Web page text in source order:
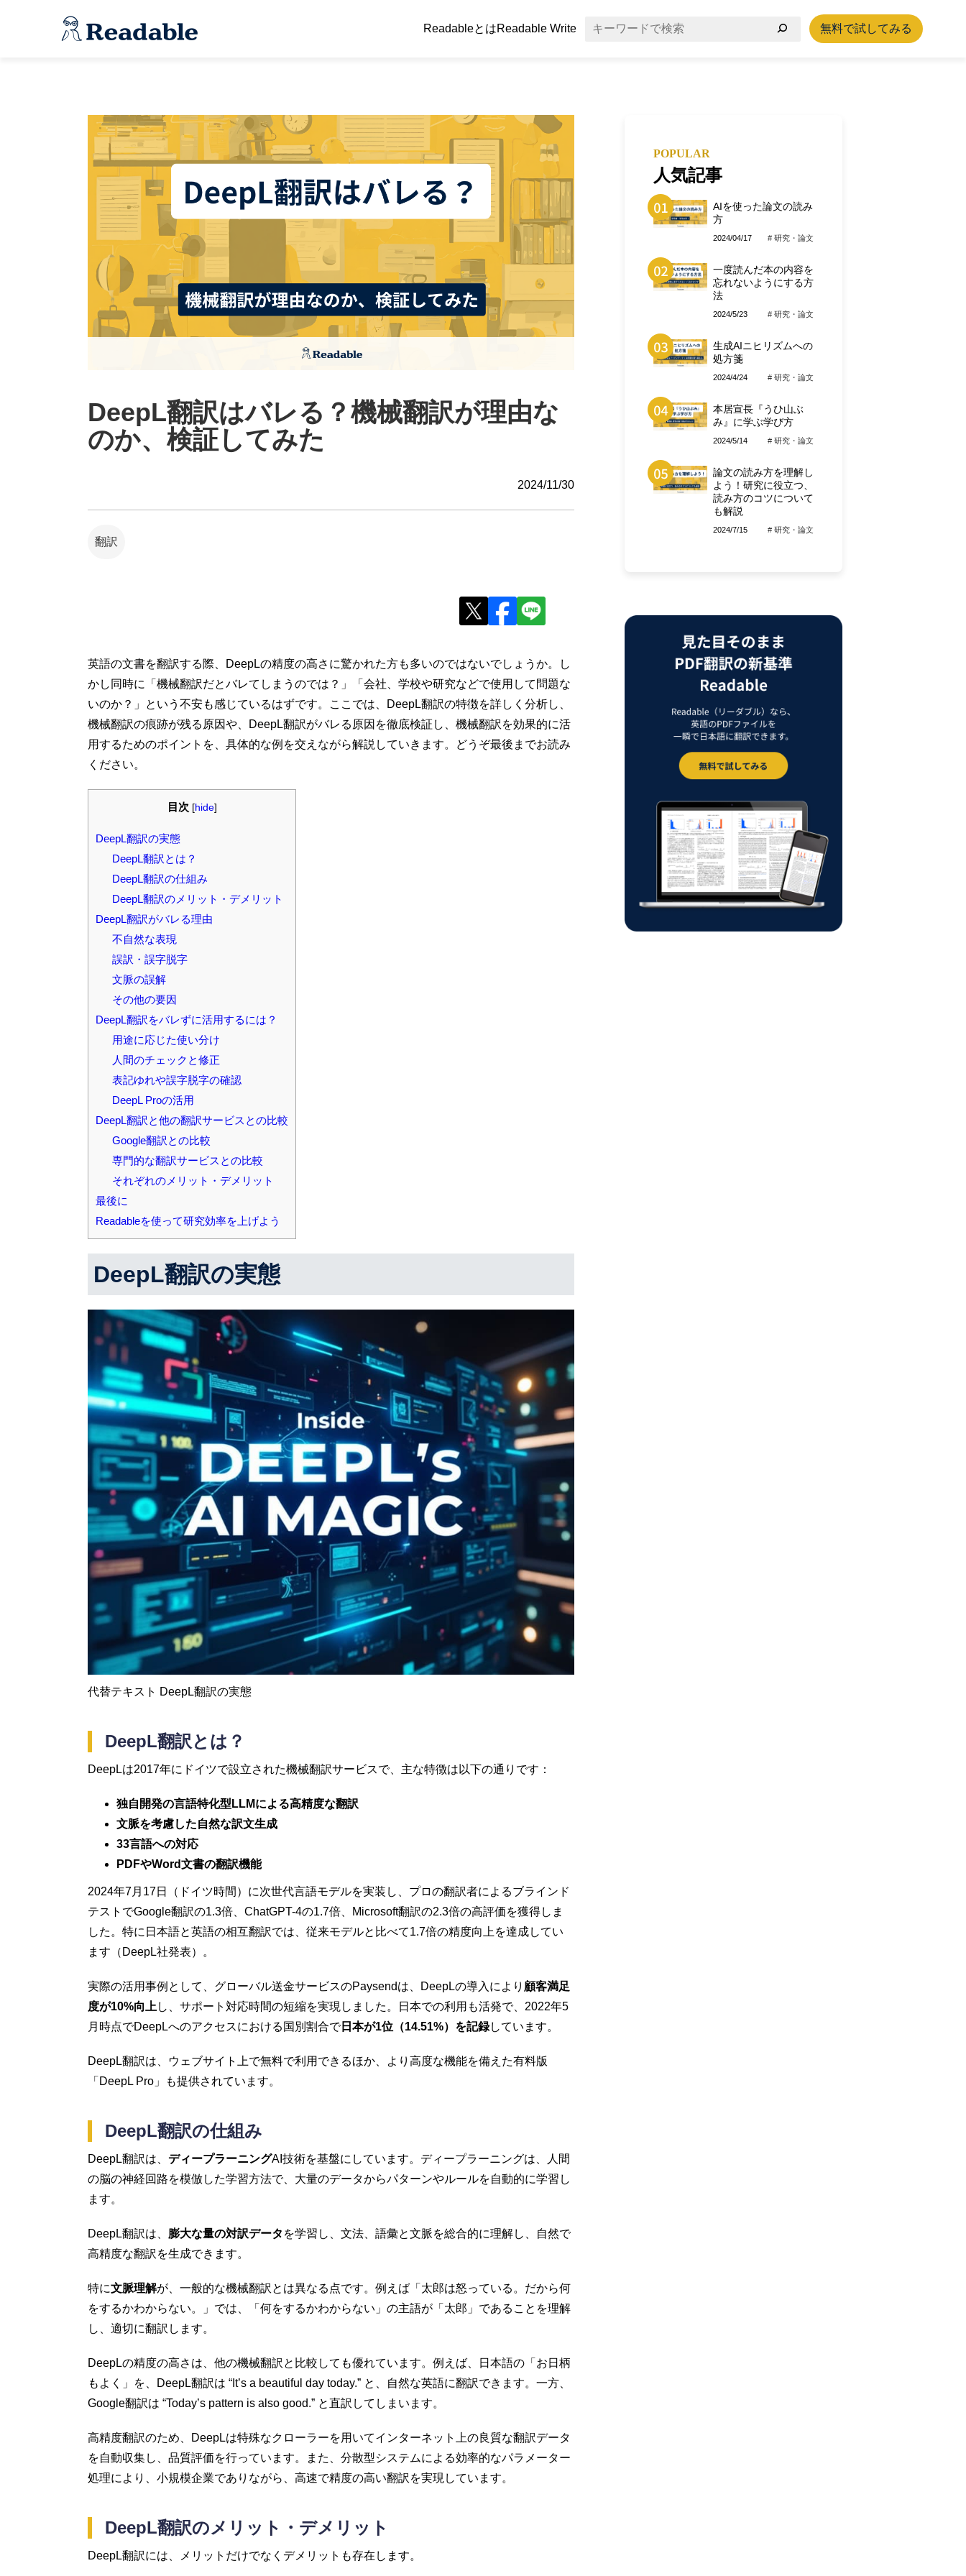
ReadableとはReadable Write 無料で試してみる
DeepL翻訳はバレる？機械翻訳が理由な
のか、検証してみた
2024/11/30
翻訳
英語の文書を翻訳する際、DeepLの精度の高さに驚かれた方も多いのではないでしょうか。し
かし同時に「機械翻訳だとバレてしまうのでは？」「会社、学校や研究などで使用して問題な
いのか？」という不安も感じているはずです。ここでは、DeepL翻訳の特徴を詳しく分析し、
機械翻訳の痕跡が残る原因や、DeepL翻訳がバレる原因を徹底検証し、機械翻訳を効果的に活
用するためのポイントを、具体的な例を交えながら解説していきます。どうぞ最後までお読み
ください。
目次 [hide]
DeepL翻訳の実態
DeepL翻訳とは？
DeepL翻訳の仕組み
DeepL翻訳のメリット・デメリット
DeepL翻訳がバレる理由
不自然な表現
誤訳・誤字脱字
文脈の誤解
その他の要因
DeepL翻訳をバレずに活用するには？
用途に応じた使い分け
人間のチェックと修正
表記ゆれや誤字脱字の確認
DeepL Proの活用
DeepL翻訳と他の翻訳サービスとの比較
Google翻訳との比較
専門的な翻訳サービスとの比較
それぞれのメリット・デメリット
最後に
Readableを使って研究効率を上げよう
DeepL翻訳の実態
代替テキスト DeepL翻訳の実態
DeepL翻訳とは？
DeepLは2017年にドイツで設立された機械翻訳サービスで、主な特徴は以下の通りです：
独自開発の言語特化型LLMによる高精度な翻訳
文脈を考慮した自然な訳文生成
33言語への対応
PDFやWord文書の翻訳機能
2024年7月17日（ドイツ時間）に次世代言語モデルを実装し、プロの翻訳者によるブラインド
テストでGoogle翻訳の1.3倍、ChatGPT-4の1.7倍、Microsoft翻訳の2.3倍の高評価を獲得しま
した。特に日本語と英語の相互翻訳では、従来モデルと比べて1.7倍の精度向上を達成してい
ます（DeepL社発表）。
実際の活用事例として、グローバル送金サービスのPaysendは、DeepLの導入により 顧客満足
度が10%向上 し、サポート対応時間の短縮を実現しました。日本での利用も活発で、2022年5
月時点でDeepLへのアクセスにおける国別割合で日本が1位（14.51%）を記録しています。
DeepL翻訳は、ウェブサイト上で無料で利用できるほか、より高度な機能を備えた有料版
「DeepL Pro」も提供されています。
DeepL翻訳の仕組み
DeepL翻訳は、 ディープラーニングAI技術を基盤にしています。ディープラーニングは、人間
の脳の神経回路を模倣した学習方法で、大量のデータからパターンやルールを自動的に学習し
ます。
DeepL翻訳は、 膨大な量の対訳データ を学習し、文法、語彙と文脈を総合的に理解し、自然で
高精度な翻訳を生成できます。
特に文脈理解が、一般的な機械翻訳とは異なる点です。例えば「太郎は怒っている。だから何
をするかわからない。」では、「何をするかわからない」の主語が「太郎」であることを理解
し、適切に翻訳します。
DeepLの精度の高さは、他の機械翻訳と比較しても優れています。例えば、日本語の「お日柄
もよく」を、DeepL翻訳は “It’s a beautiful day today.” と、自然な英語に翻訳できます。一方、
Google翻訳は “Today’s pattern is also good.” と直訳してしまいます。
高精度翻訳のため、DeepLは特殊なクローラーを用いてインターネット上の良質な翻訳データ
を自動収集し、品質評価を行っています。また、分散型システムによる効率的なパラメーター
処理により、小規模企業でありながら、高速で精度の高い翻訳を実現しています。
DeepL翻訳のメリット・デメリット
DeepL翻訳には、メリットだけでなくデメリットも存在します。
POPULAR
人気記事
AIを使った論文の読み
方
2024/04/17 # 研究・論文
一度読んだ本の内容を
忘れないようにする方
法
2024/5/23 # 研究・論文
生成AIニヒリズムへの
処方箋
2024/4/24 # 研究・論文
本居宣長『うひ山ぶ
み』に学ぶ学び方
2024/5/14 # 研究・論文
論文の読み方を理解し
よう！研究に役立つ、
読み方のコツについて
も解説
2024/7/15 # 研究・論文